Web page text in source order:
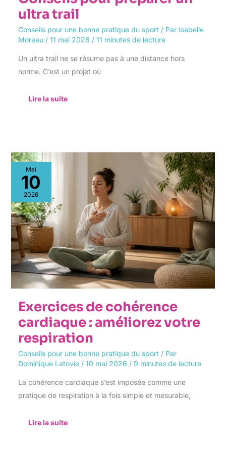
ultra trail
Conseils pour une bonne pratique du sport / Par Isabelle
Moreau / 11 mai 2026 / 11 minutes de lecture
Un ultra trail ne se résume pas à une distance hors
norme. C’est un projet où
Lire la suite
Mai
10
2026
Exercices de cohérence
cardiaque : améliorez votre
respiration
Conseils pour une bonne pratique du sport / Par
Dominique Latovie / 10 mai 2026 / 9 minutes de lecture
La cohérence cardiaque s’est imposée comme une
pratique de respiration à la fois simple et mesurable,
Exercices
de
cohérence
cardiaque
:
améliorez
votre
respiration
Lire la suite